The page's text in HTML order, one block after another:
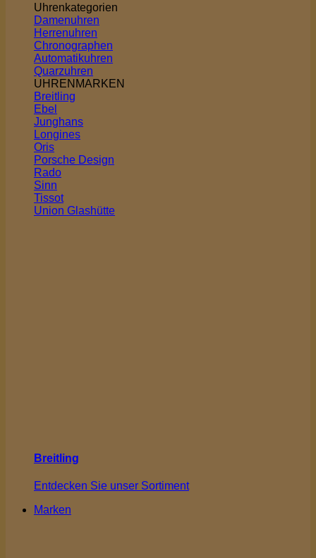
Uhrenkategorien
Damenuhren
Herrenuhren
Chronographen
Automatikuhren
Quarzuhren
UHRENMARKEN
Breitling
Ebel
Junghans
Longines
Oris
Porsche Design
Rado
Sinn
Tissot
Union Glashütte
Breitling
Entdecken Sie unser Sortiment
Marken